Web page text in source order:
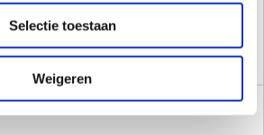
Selectie toestaan
Weigeren